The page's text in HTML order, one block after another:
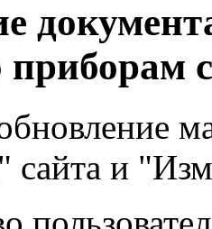
приборам
и